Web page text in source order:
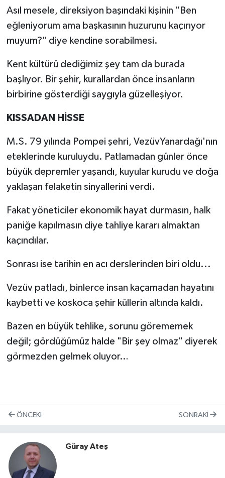
Asıl mesele, direksiyon başındaki kişinin "Ben
eğleniyorum ama başkasının huzurunu kaçırıyor
muyum?" diye kendine sorabilmesi.
Kent kültürü dediğimiz şey tam da burada
başlıyor. Bir şehir, kurallardan önce insanların
birbirine gösterdiği saygıyla güzelleşiyor.
KISSADAN HİSSE
M.S. 79 yılında Pompei şehri, VezüvYanardağı'nın
eteklerinde kuruluydu. Patlamadan günler önce
büyük depremler yaşandı, kuyular kurudu ve doğa
yaklaşan felaketin sinyallerini verdi.
Fakat yöneticiler ekonomik hayat durmasın, halk
paniğe kapılmasın diye tahliye kararı almaktan
kaçındılar.
Sonrası ise tarihin en acı derslerinden biri oldu...
Vezüv patladı, binlerce insan kaçamadan hayatını
kaybetti ve koskoca şehir küllerin altında kaldı.
Bazen en büyük tehlike, sorunu görememek
değil; gördüğümüz halde "Bir şey olmaz" diyerek
görmezden gelmek oluyor…
ÖNCEKI SONRAKI
Güray Ateş